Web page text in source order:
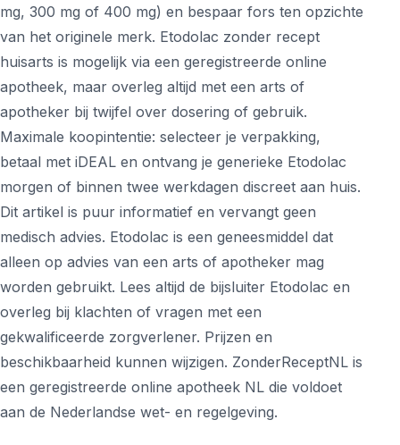
mg, 300 mg of 400 mg) en bespaar fors ten opzichte
van het originele merk. Etodolac zonder recept
huisarts is mogelijk via een geregistreerde online
apotheek, maar overleg altijd met een arts of
apotheker bij twijfel over dosering of gebruik.
Maximale koopintentie: selecteer je verpakking,
betaal met iDEAL en ontvang je generieke Etodolac
morgen of binnen twee werkdagen discreet aan huis.
Dit artikel is puur informatief en vervangt geen
medisch advies. Etodolac is een geneesmiddel dat
alleen op advies van een arts of apotheker mag
worden gebruikt. Lees altijd de bijsluiter Etodolac en
overleg bij klachten of vragen met een
gekwalificeerde zorgverlener. Prijzen en
beschikbaarheid kunnen wijzigen. ZonderReceptNL is
een geregistreerde online apotheek NL die voldoet
aan de Nederlandse wet- en regelgeving.